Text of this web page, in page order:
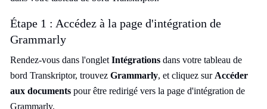
Étape 1 : Accédez à la page d'intégration de
Grammarly
Rendez-vous dans l'onglet Intégrations dans votre tableau de
bord Transkriptor, trouvez Grammarly, et cliquez sur Accéder
aux documents pour être redirigé vers la page d'intégration de
Grammarly.